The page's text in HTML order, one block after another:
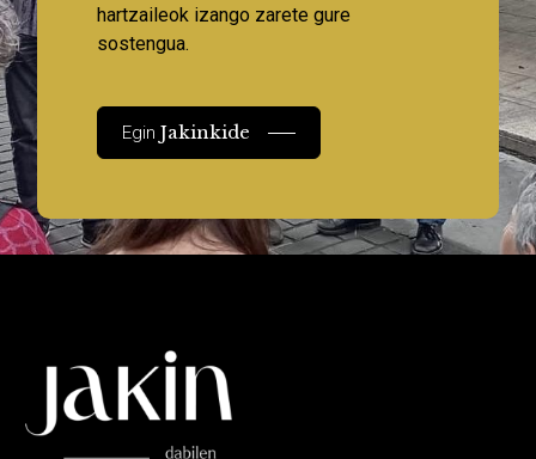
hartzaileok izango zarete gure
sostengua.
EginJakinkide